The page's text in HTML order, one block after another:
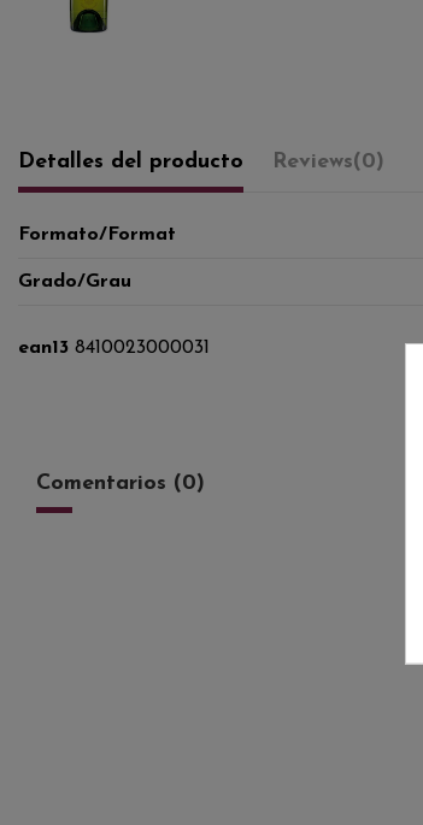
Detalles del producto Reviews(0)
Formato/Format
Grado/Grau
ean13 8410023000031
Comentarios (0)